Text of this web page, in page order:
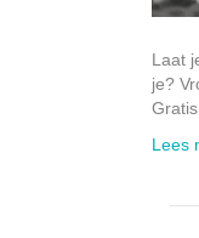
Laat
je?
Lees